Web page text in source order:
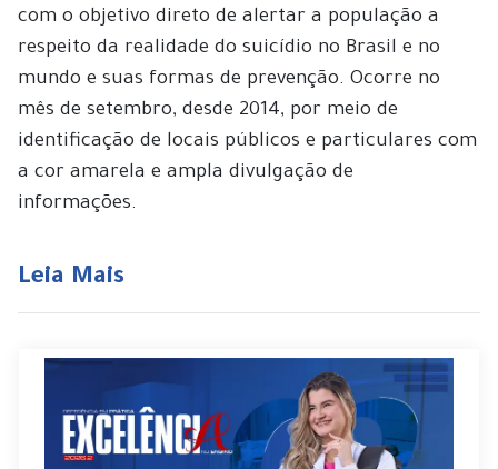
com o objetivo direto de alertar a população a
respeito da realidade do suicídio no Brasil e no
mundo e suas formas de prevenção. Ocorre no
mês de setembro, desde 2014, por meio de
identificação de locais públicos e particulares com
a cor amarela e ampla divulgação de
informações.
Leia Mais